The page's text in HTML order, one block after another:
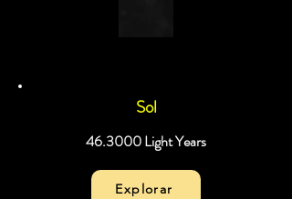
Sol
46.3000 Light Years
Explorar